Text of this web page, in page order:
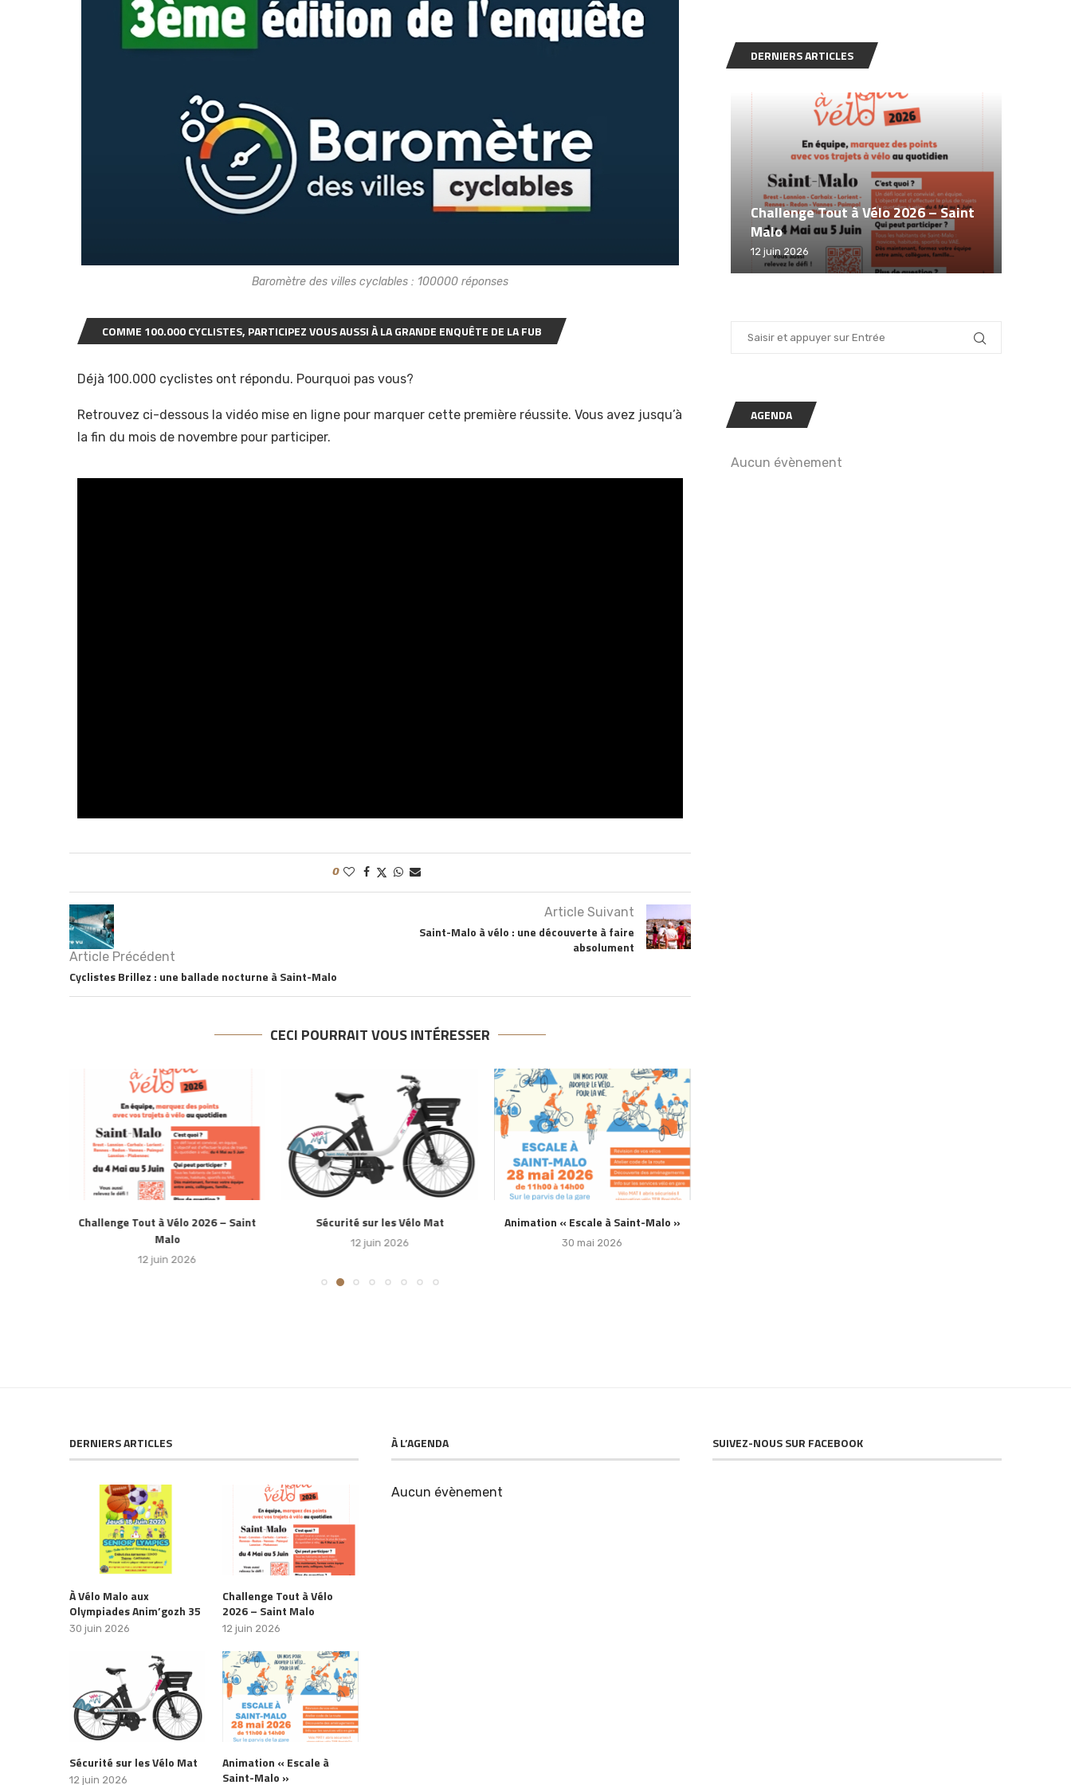
Baromètre des villes cyclables : 100000 réponses
COMME 100.000 CYCLISTES, PARTICIPEZ VOUS AUSSI À LA GRANDE ENQUÊTE DE LA FUB
Déjà 100.000 cyclistes ont répondu. Pourquoi pas vous?
Retrouvez ci-dessous la vidéo mise en ligne pour marquer cette première réussite. Vous avez jusqu’à
la fin du mois de novembre pour participer.
0
Article Précédent
Cyclistes Brillez : une ballade nocturne à Saint-Malo
Article Suivant
Saint-Malo à vélo : une découverte à faire
absolument
CECI POURRAIT VOUS INTÉRESSER
Challenge Tout à Vélo 2026 – Saint
Malo
12 juin 2026
Sécurité sur les Vélo Mat
12 juin 2026
Animation « Escale à Saint-Malo »
30 mai 2026
DERNIERS ARTICLES
À Vélo Malo aux Olympiades
Challenge Tout à Vélo 2026 – Saint
Malo
12 juin 2026
AGENDA
Aucun évènement
DERNIERS ARTICLES
À Vélo Malo aux
Olympiades Anim’gozh 35
30 juin 2026
Challenge Tout à Vélo
2026 – Saint Malo
12 juin 2026
Sécurité sur les Vélo Mat
12 juin 2026
Animation « Escale à
Saint-Malo »
À L’AGENDA
Aucun évènement
SUIVEZ-NOUS SUR FACEBOOK